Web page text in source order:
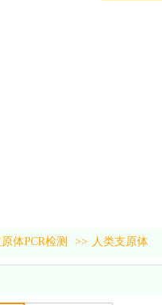
体PCR检测 >> 人类支原体